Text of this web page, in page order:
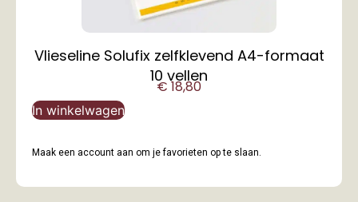
Vlieseline Solufix zelfklevend A4-formaat
10 vellen
€18,80
In winkelwagen
Maak een account aan om je favorieten op te slaan.